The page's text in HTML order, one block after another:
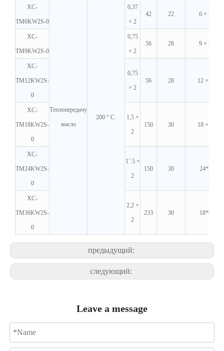
XC-
TM6KW2S-0
Теплопередачу
масло
200 ° C.
0,37
× 2
42 22 6 × 2
XC-
TM9KW2S-0
0,75
× 2
56 28 9 × 2
XC-
TM12KW2S-
0
0,75
× 2
56 28 12 × 2
XC-
TM18KW2S-
0
1,5 ×
2
150 30 18 × 2
XC-
TM24KW2S-
0
1`.5 ×
2
150 30 24*2
XC-
TM36KW2S-
0
2,2 ×
2
233 30 18*4
предыдущий:
следующий:
Leave a message